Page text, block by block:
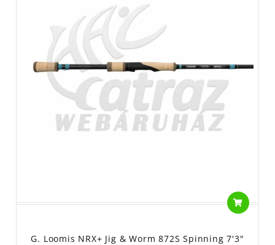
G. Loomis NRX+ Jig & Worm 872S Spinning 7'3"